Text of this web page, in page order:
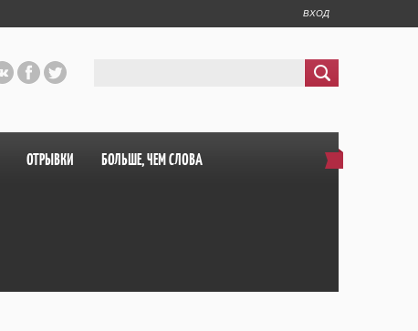
ВХОД
ОТРЫВКИ БОЛЬШЕ, ЧЕМ СЛОВА